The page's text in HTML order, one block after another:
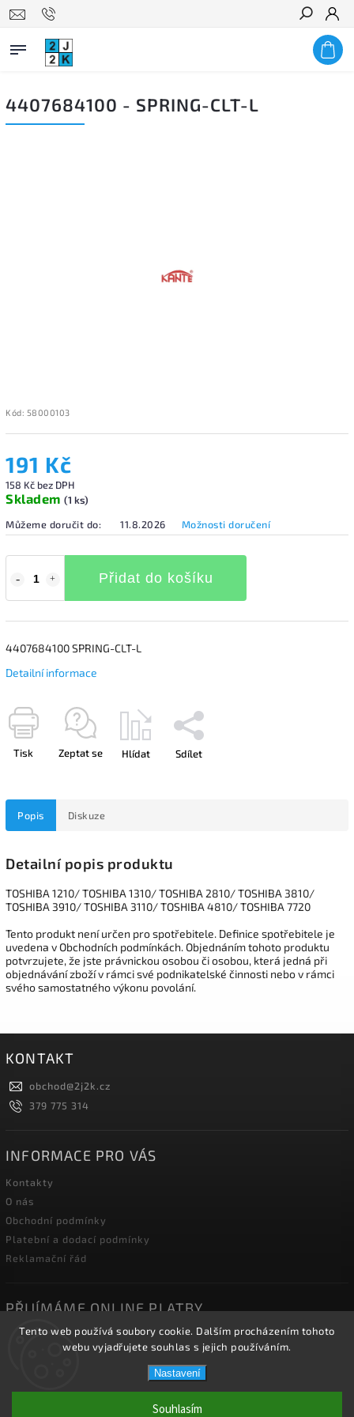
Tento web používá soubory cookie. Dalším procházením tohoto
webu vyjadřujete souhlas s jejich používáním.
Nastavení
Souhlasím
Hledat
4407684100 - SPRING-CLT-L
Kód: 58000103
191 Kč
158 Kč bez DPH
Skladem (1 ks)
Můžeme doručit do:
11.8.2026 Možnosti doručení
Přidat do košíku
4407684100 SPRING-CLT-L
Detailní informace
Tisk Zeptat se Hlídat Sdílet
Popis Diskuze
Detailní popis produktu
TOSHIBA 1210/ TOSHIBA 1310/ TOSHIBA 2810/ TOSHIBA 3810/
TOSHIBA 3910/ TOSHIBA 3110/ TOSHIBA 4810/ TOSHIBA 7720
Tento produkt není určen pro spotřebitele. Definice spotřebitele je
uvedena v Obchodních podmínkách. Objednáním tohoto produktu
potvrzujete, že jste právnickou osobou či osobou, která jedná při
objednávání zboží v rámci své podnikatelské činnosti nebo v rámci
svého samostatného výkonu povolání.
KONTAKT
obchod@2j2k.cz
379 775 314
INFORMACE PRO VÁS
Kontakty
O nás
Obchodní podmínky
Platební a dodací podmínky
Reklamační řád
PŘIJÍMÁME ONLINE PLATBY